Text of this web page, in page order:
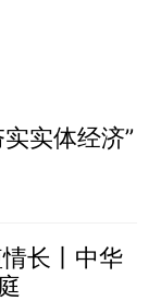
实体经济”
长丨中华